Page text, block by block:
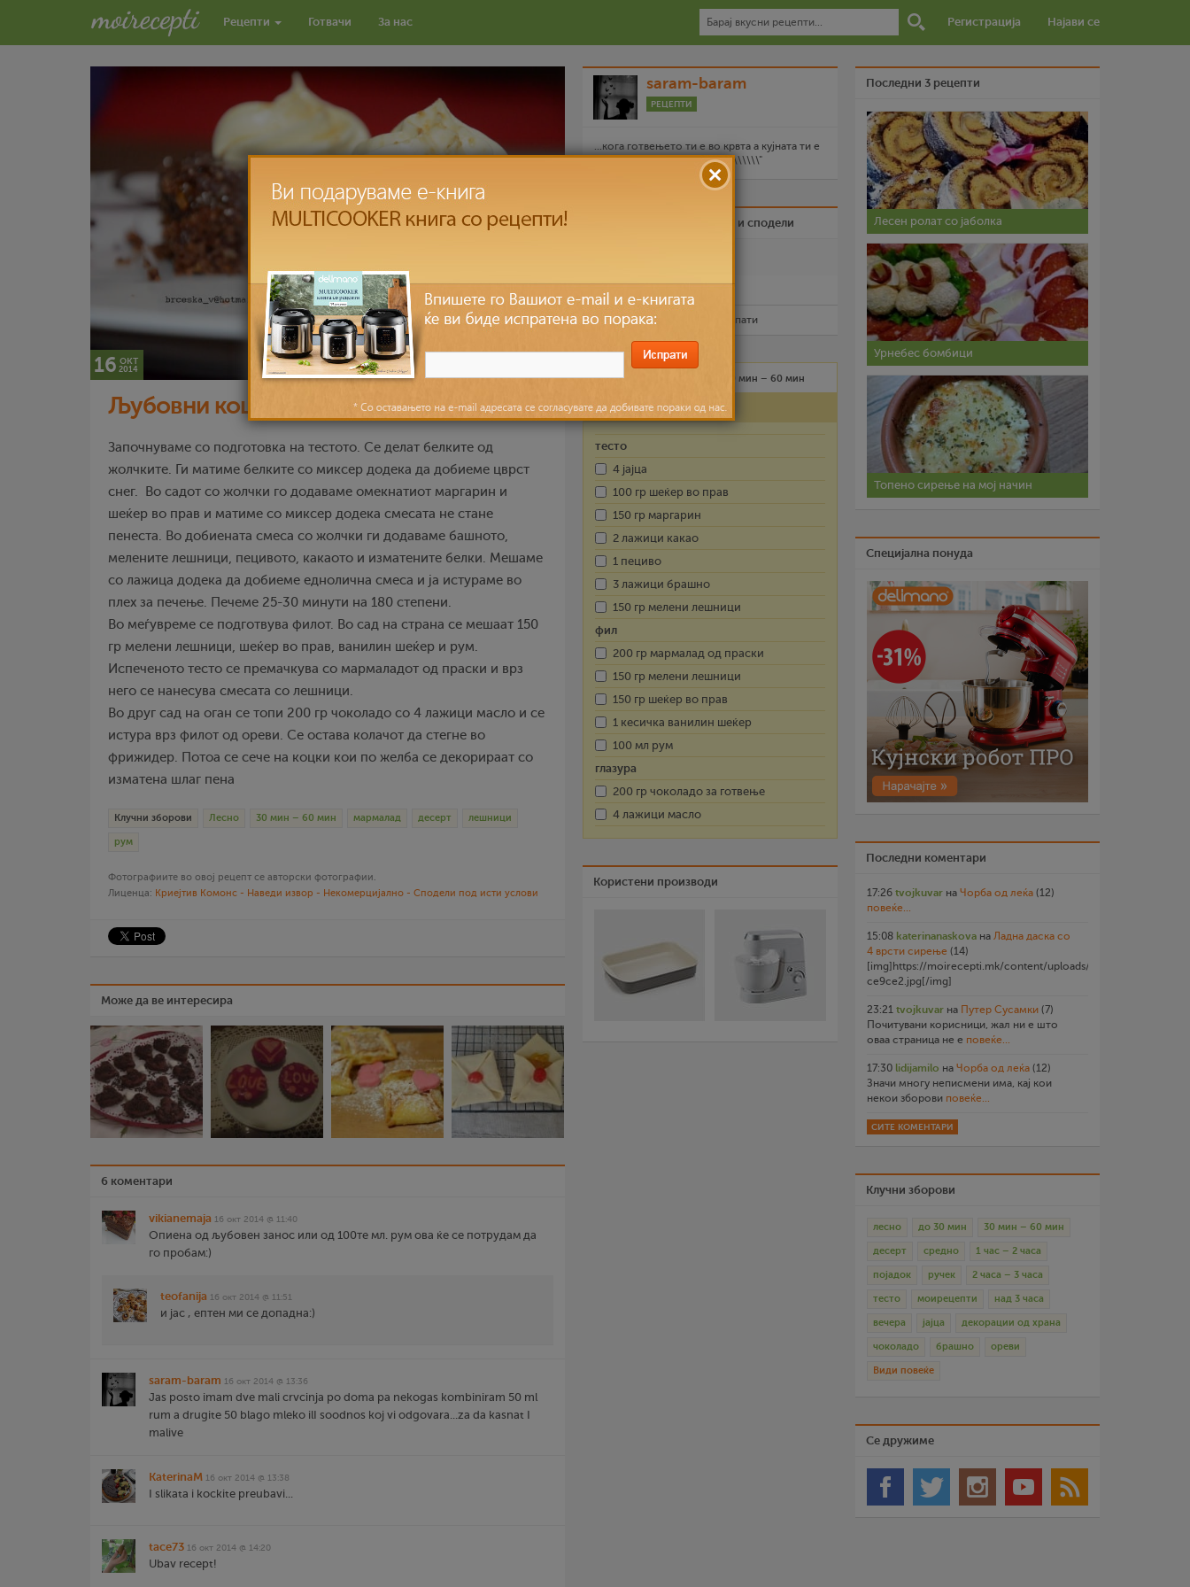
Рецепти Готвачи За нас Регистрација Најави се
16 окт
2014
Љубовни коцки
Започнуваме со подготовка на тестото. Се делат белките од
жолчките. Ги матиме белките со миксер додека да добиеме цврст
снег. Во садот со жолчки го додаваме омекнатиот маргарин и
шеќер во прав и матиме со миксер додека смесата не стане
пенеста. Во добиената смеса со жолчки ги додаваме башното,
мелените лешници, пецивото, какаото и изматените белки. Мешаме
со лажица додека да добиеме еднолична смеса и ја истураме во
плех за печење. Печеме 25-30 минути на 180 степени.
Во меѓувреме се подготвува филот. Во сад на страна се мешаат 150
гр мелени лешници, шеќер во прав, ванилин шеќер и рум.
Испеченото тесто се премачкува со мармаладот од праски и врз
него се нанесува смесата со лешници.
Во друг сад на оган се топи 200 гр чоколадо со 4 лажици масло и се
истура врз филот од ореви. Се остава колачот да стегне во
фрижидер. Потоа се сече на коцки кои по желба се декорираат со
изматена шлаг пена
Клучни зборови Лесно 30 мин – 60 мин мармалад десерт лешници
рум
Фотографиите во овој рецепт се авторски фотографии.
Лиценца: Криејтив Комонс - Наведи извор - Некомерцијално - Сподели под исти услови
Може да ве интересира
6 коментари
vikianemaja 16 окт 2014 @ 11:40
Опиена од љубовен занос или од 100те мл. рум ова ќе се потрудам да
го пробам:)
teofanija 16 окт 2014 @ 11:51
и јас , ептен ми се допадна:)
saram-baram 16 окт 2014 @ 13:36
Jas posto imam dve mali crvcinja po doma pa nekogas kombiniram 50 ml
rum a drugite 50 blago mleko ilI soodnos koj vi odgovara...za da kasnat I
malive
KaterinaM 16 окт 2014 @ 13:38
I slikata i kockite preubavi...
tace73 16 окт 2014 @ 14:20
Ubav recept!
saram-baram
РЕЦЕПТИ
...кога готвењето ти е во крвта а кујната ти е
\\\\\\\\\\\\\\\"топла\\\\\\\\\\\\\\\"
Биди вистински пријател и сподели
Испечати го рецептот
Рецептот е прочитан пати
Лесно 30 мин – 60 мин
Состојки
тесто
4 јајца
100 гр шеќер во прав
150 гр маргарин
2 лажици какао
1 пециво
3 лажици брашно
150 гр мелени лешници
фил
200 гр мармалад од праски
150 гр мелени лешници
150 гр шеќер во прав
1 кесичка ванилин шеќер
100 мл рум
глазура
200 гр чоколадо за готвење
4 лажици масло
Користени производи
Последни 3 рецепти
Лесен ролат со јаболка
Урнебес бомбици
Топено сирење на мој начин
Специјална понуда
Последни коментари
17:26 tvojkuvar на Чорба од леќа (12)
повеќе...
15:08 katerinanaskova на Ладна даска со
4 врсти сирење (14)
[img]https://moirecepti.mk/content/uploads/2026/07/
ce9ce2.jpg[/img]
23:21 tvojkuvar на Путер Сусамки (7)
Почитувани корисници, жал ни е што
оваа страница не е повеќе...
17:30 lidijamilo на Чорба од леќа (12)
Значи многу неписмени има, кај кои
некои зборови повеќе...
СИТЕ КОМЕНТАРИ
Клучни зборови
лесно до 30 мин 30 мин – 60 мин
десерт средно 1 час – 2 часа
појадок ручек 2 часа – 3 часа
тесто моирецепти над 3 часа
вечера јајца декорации од храна
чоколадо брашно ореви
Види повеќе
Се дружиме